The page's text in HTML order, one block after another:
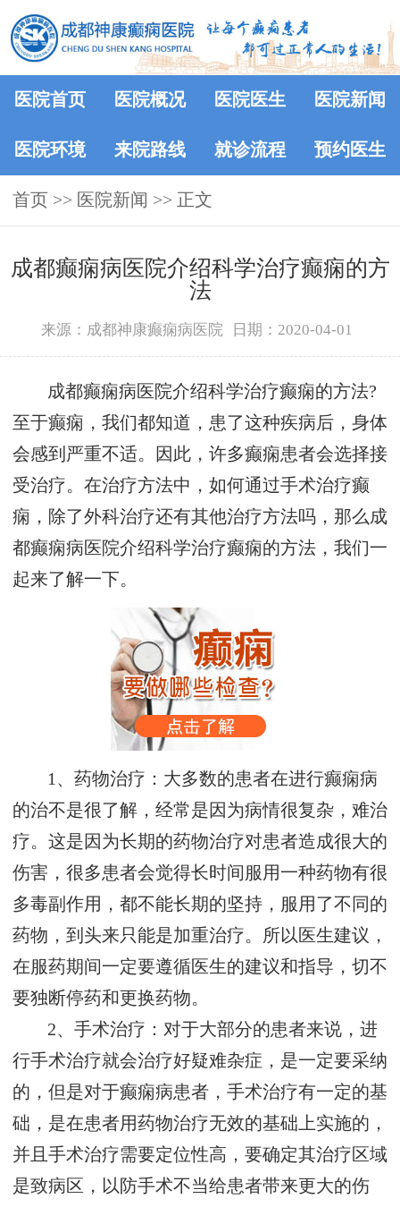
医院首页 医院概况 医院医生 医院新闻
医院环境 来院路线 就诊流程 预约医生
首页 >> 医院新闻 >> 正文
成都癫痫病医院介绍科学治疗癫痫的方
法
来源：成都神康癫痫病医院 日期：2020-04-01
成都癫痫病医院介绍科学治疗癫痫的方法?
至于癫痫，我们都知道，患了这种疾病后，身体
会感到严重不适。因此，许多癫痫患者会选择接
受治疗。在治疗方法中，如何通过手术治疗癫
痫，除了外科治疗还有其他治疗方法吗，那么成
都癫痫病医院介绍科学治疗癫痫的方法，我们一
起来了解一下。
1、药物治疗：大多数的患者在进行癫痫病
的治不是很了解，经常是因为病情很复杂，难治
疗。这是因为长期的药物治疗对患者造成很大的
伤害，很多患者会觉得长时间服用一种药物有很
多毒副作用，都不能长期的坚持，服用了不同的
药物，到头来只能是加重治疗。所以医生建议，
在服药期间一定要遵循医生的建议和指导，切不
要独断停药和更换药物。
2、手术治疗：对于大部分的患者来说，进
行手术治疗就会治疗好疑难杂症，是一定要采纳
的，但是对于癫痫病患者，手术治疗有一定的基
础，是在患者用药物治疗无效的基础上实施的，
并且手术治疗需要定位性高，要确定其治疗区域
是致病区，以防手术不当给患者带来更大的伤